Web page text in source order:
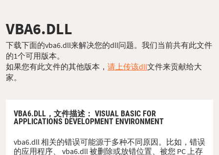
VBA6.DLL
下载下面的vba6.dll来解决您的dll问题。我们当前共有此文件
的1个可用版本。
如果您有此文件的其他版本， 请上传该dll文件来贡献给大
家。
VBA6.DLL， 文件描述 ： VISUAL BASIC FOR
APPLICATIONS DEVELOPMENT ENVIRONMENT
vba6.dll 相关的错误可能源于多种不同原因。比如，错误
的应用程序、 vba6.dll 被删除或放错位置、被您 PC 上存